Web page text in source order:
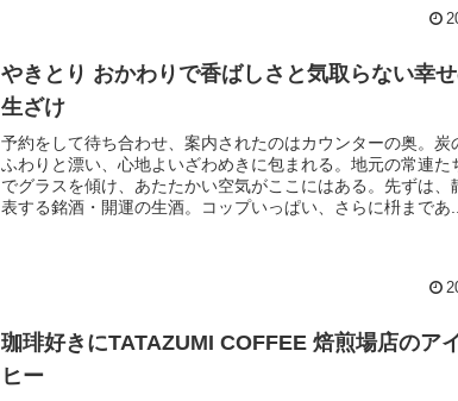
やきとり おかわりで香ばしさと気取らない幸
生ざけ
予約をして待ち合わせ、案内されたのはカウンターの奥。炭
ふわりと漂い、心地よいざわめきに包まれる。地元の常連た
でグラスを傾け、あたたかい空気がここにはある。先ずは、
表する銘酒・開運の生酒。コップいっぱい、さらに枡まであ
珈琲好きにTATAZUMI COFFEE 焙煎場店のア
ヒー